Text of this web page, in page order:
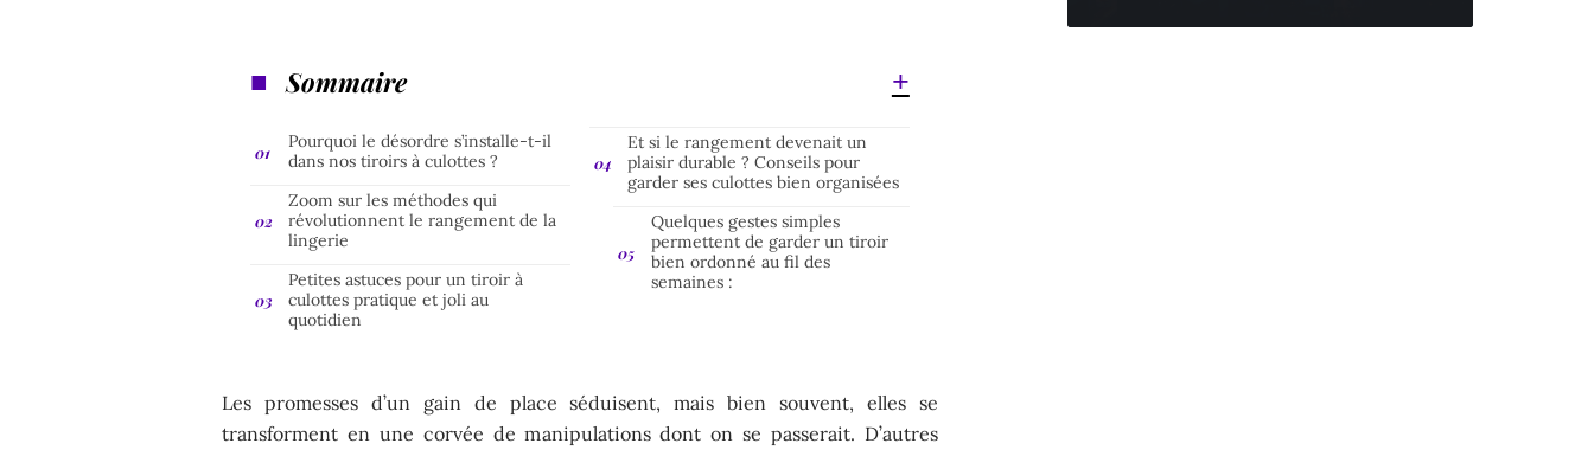
Sommaire
Pourquoi le désordre s’installe-t-il
dans nos tiroirs à culottes ?
Zoom sur les méthodes qui
révolutionnent le rangement de la
lingerie
Petites astuces pour un tiroir à
culottes pratique et joli au
quotidien
Et si le rangement devenait un
plaisir durable ? Conseils pour
garder ses culottes bien organisées
Quelques gestes simples
permettent de garder un tiroir
bien ordonné au fil des
semaines :
Les promesses d’un gain de place séduisent, mais bien souvent, elles se
transforment en une corvée de manipulations dont on se passerait. D’autres